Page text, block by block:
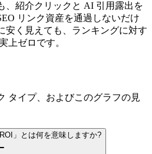
、紹介クリックと AI 引用露出を
リンク資産を通過しないだけ
安く見えても、ランキングに対す
上ゼロです。
タイプ、およびこのグラフの見
」とは何を意味しますか?